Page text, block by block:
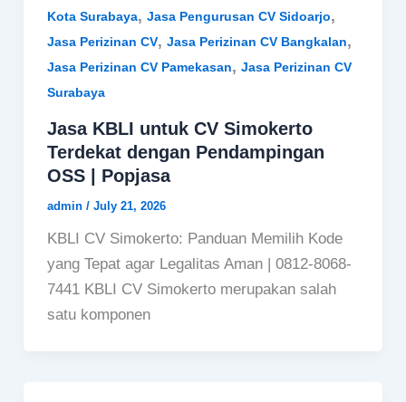
Kota Surabaya, Jasa Pengurusan CV Sidoarjo,
Jasa Perizinan CV, Jasa Perizinan CV Bangkalan,
Jasa Perizinan CV Pamekasan, Jasa Perizinan CV
Surabaya
Jasa KBLI untuk CV Simokerto
Terdekat dengan Pendampingan
OSS | Popjasa
admin / July 21, 2026
KBLI CV Simokerto: Panduan Memilih Kode
yang Tepat agar Legalitas Aman | 0812-8068-
7441 KBLI CV Simokerto merupakan salah
satu komponen